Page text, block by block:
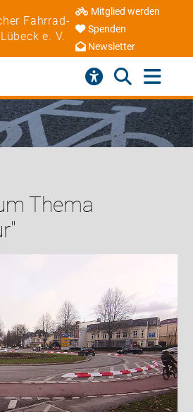
Fahrrad-
e. V.
Mitglied werden
Spenden
Newsletter
Thema